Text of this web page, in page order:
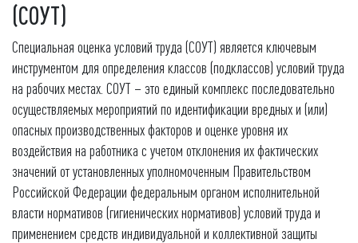
(СОУТ)
Специальная оценка условий труда (СОУТ) является ключевым
инструментом для определения классов (подклассов) условий труда
на рабочих местах. СОУТ – это единый комплекс последовательно
осуществляемых мероприятий по идентификации вредных и (или)
опасных производственных факторов и оценке уровня их
воздействия на работника с учетом отклонения их фактических
значений от установленных уполномоченным Правительством
Российской Федерации федеральным органом исполнительной
власти нормативов (гигиенических нормативов) условий труда и
применением средств индивидуальной и коллективной защиты